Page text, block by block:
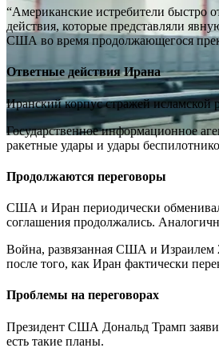
“Американские истребители быстро
действия, которые представляли
США во время продолжающегося
Ответные действия Ирана
Иранский корпус стражей исламской
Государственное информационное
ракетные удары и удары
Продолжаются переговоры
США и Иран периодически
соглашения продолжались.
Война, развязанная США и Израилем
после того, как Иран фактически
Проблемы на переговорах
Президент США Дональд Трамп
есть такие планы.